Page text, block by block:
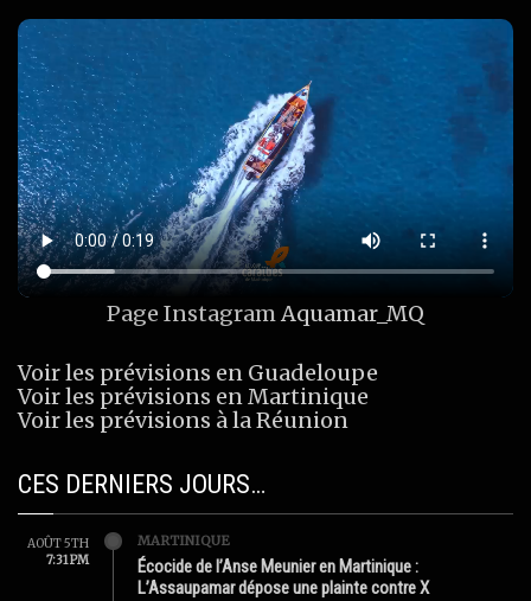
Page InstagramAquamar_MQ
Voir les prévisions en Guadeloupe
Voir les prévisions en Martinique
Voir les prévisions à la Réunion
CES DERNIERS JOURS…
AOÛT 5TH
7:31 PM
MARTINIQUE
Écocide de l’Anse Meunier en Martinique :
L’Assaupamar dépose une plainte contre X